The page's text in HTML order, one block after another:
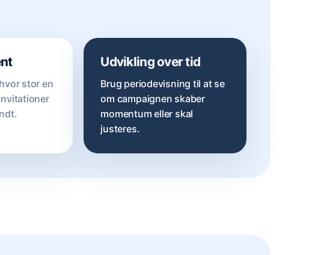
stor en
Udvikling over tid
Brug periodevisning til at se
om campaignen skaber
momentum eller skal
justeres.